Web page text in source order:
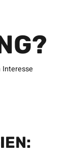
Interesse